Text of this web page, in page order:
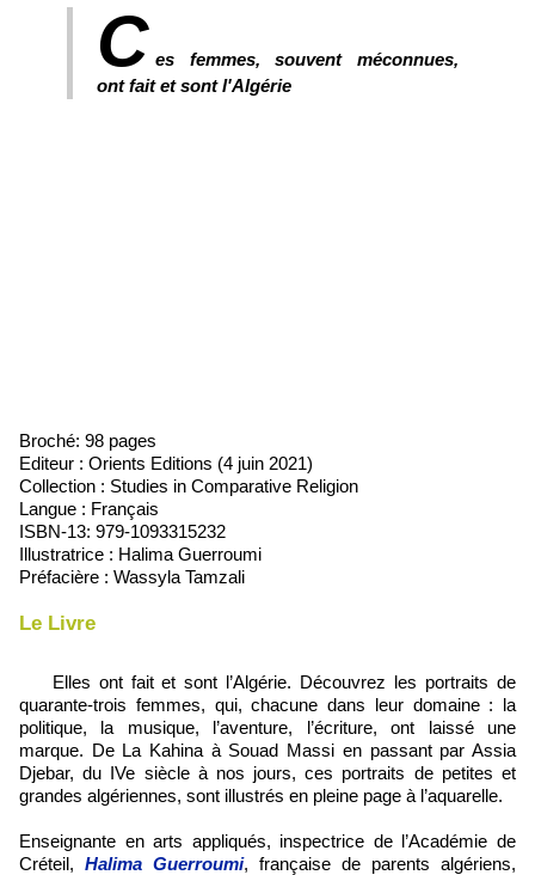
C es femmes, souvent méconnues,
ont fait et sont l'Algérie
Broché: 98 pages
Editeur : Orients Editions (4 juin 2021)
Collection : Studies in Comparative Religion
Langue : Français
ISBN-13: 979-1093315232
Illustratrice : Halima Guerroumi
Préfacière : Wassyla Tamzali
Le Livre
Elles ont fait et sont l’Algérie. Découvrez les portraits de
quarante-trois femmes, qui, chacune dans leur domaine : la
politique, la musique, l’aventure, l’écriture, ont laissé une
marque. De La Kahina à Souad Massi en passant par Assia
Djebar, du IVe siècle à nos jours, ces portraits de petites et
grandes algériennes, sont illustrés en pleine page à l’aquarelle.
Enseignante en arts appliqués, inspectrice de l’Académie de
Créteil, Halima Guerroumi, française de parents algériens,